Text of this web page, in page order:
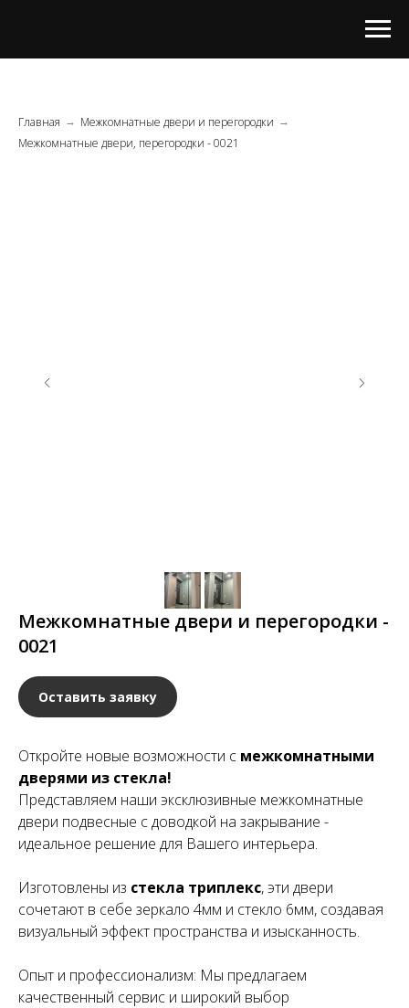
Главная → Межкомнатные двери и перегородки →
Межкомнатные двери, перегородки - 0021
Межкомнатные двери и перегородки -
0021
Оставить заявку
Откройте новые возможности с межкомнатными
дверями из стекла!
Представляем наши эксклюзивные межкомнатные
двери подвесные с доводкой на закрывание -
идеальное решение для Вашего интерьера.
Изготовлены из стекла триплекс, эти двери
сочетают в себе зеркало 4мм и стекло 6мм, создавая
визуальный эффект пространства и изысканность.
Опыт и профессионализм: Мы предлагаем
качественный сервис и широкий выбор